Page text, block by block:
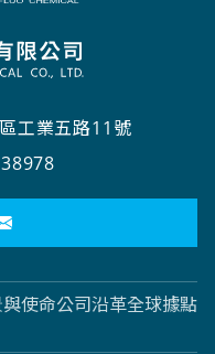
工業五路11號
使命公司沿革全球據點